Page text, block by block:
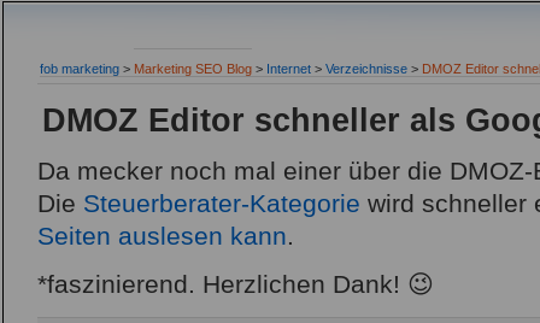
fob marketing > Marketing SEO Blog > Internet > Verzeichnisse > DMOZ Editor
DMOZ Editor schneller als
Da mecker noch mal einer über die
Die Steuerberater-Kategorie wird schneller
Seiten auslesen kann.
*faszinierend. Herzlichen Dank! 😉